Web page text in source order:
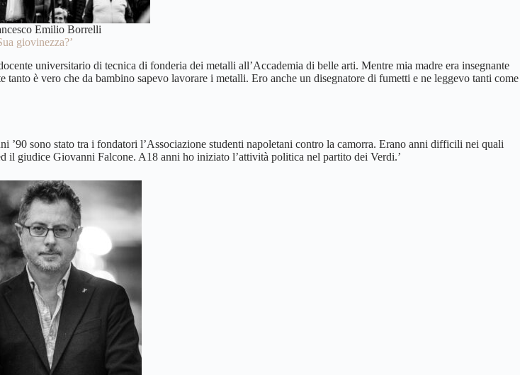
Emilio Borrelli
giovinezza?’
universitario di tecnica di fonderia dei metalli all’Accademia di belle arti. Mentre mia madre era insegnante
è vero che da bambino sapevo lavorare i metalli. Ero anche un disegnatore di fumetti e ne leggevo tanti come
sono stato tra i fondatori l’Associazione studenti napoletani contro la camorra. Erano anni difficili nei quali
giudice Giovanni Falcone. A18 anni ho iniziato l’attività politica nel partito dei Verdi.’